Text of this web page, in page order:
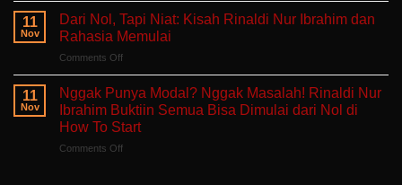
Sedang
Berjuang
Self-
Healing
ke
Diri
Sendiri
Tanpa
Takut
Salah:
Apa
yang
Ditemukan
Fitria
Saat
Mengajar
di
11
Nov
Dari Nol, Tapi Niat: Kisah Rinaldi Nur Ibrahim dan
Rahasia Memulai
Comments Offon
Tapi
Niat:
Kisah
Rinaldi
11
Nov
Nggak Punya Modal? Nggak Masalah! Rinaldi Nur
Ibrahim Buktiin Semua Bisa Dimulai dari Nol di
How To Start
Comments Offon